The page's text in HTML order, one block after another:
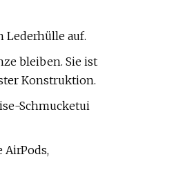
Lederhülle auf.
bleiben. Sie ist
Konstruktion.
Schmucketui
AirPods,